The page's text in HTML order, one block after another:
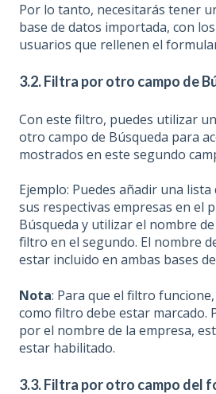
Por lo tanto, necesitarás tener
base de datos importada, con
usuarios que rellenen el
3.2. Filtra por otro campo de
Con este filtro, puedes utilizar
otro campo de Búsqueda para
mostrados en este segundo
Ejemplo: Puedes añadir una
sus respectivas empresas en el
Búsqueda y utilizar el nombre
filtro en el segundo. El nombre
estar incluido en ambas bases
Nota: Para que el filtro
como filtro debe estar marcado.
por el nombre de la empresa,
estar habilitado.
3.3. Filtra por otro campo del